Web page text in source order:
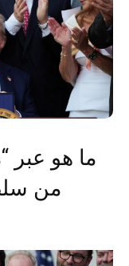
ما هو عبر
من